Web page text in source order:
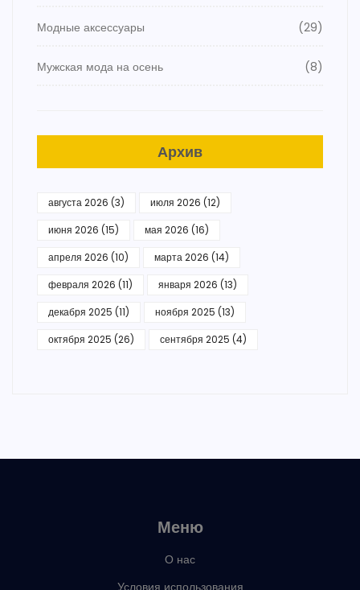
Модные аксессуары (29)
Мужская мода на осень (8)
Архив
августа 2026 (3) июля 2026 (12)
июня 2026 (15) мая 2026 (16)
апреля 2026 (10) марта 2026 (14)
февраля 2026 (11) января 2026 (13)
декабря 2025 (11) ноября 2025 (13)
октября 2025 (26) сентября 2025 (4)
Меню
О нас